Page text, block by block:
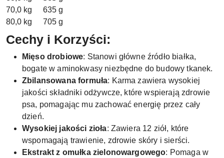
70,0 kg
635 g
80,0 kg
705 g
Cechy i Korzyści:
Mięso drobiowe: Stanowi główne źródło białka,
bogate w aminokwasy niezbędne do budowy tkanek.
Zbilansowana formuła: Karma zawiera wysokiej
jakości składniki odżywcze, które wspierają zdrowie
psa, pomagając mu zachować energię przez cały
dzień.
Wysokiej jakości zioła: Zawiera 12 ziół, które
wspomagają trawienie, zdrowie skóry i sierści.
Ekstrakt z omułka zielonowargowego: Pomaga w